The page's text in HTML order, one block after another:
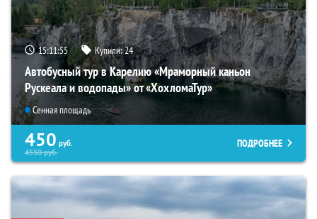
15:11:54 Купили:24
Автобусный тур в Карелию «Мраморный каньон
Рускеала и водопады» от «ХохломаТур»
Сенная площадь
450 руб.
4550руб.
ПОДРОБНЕЕ